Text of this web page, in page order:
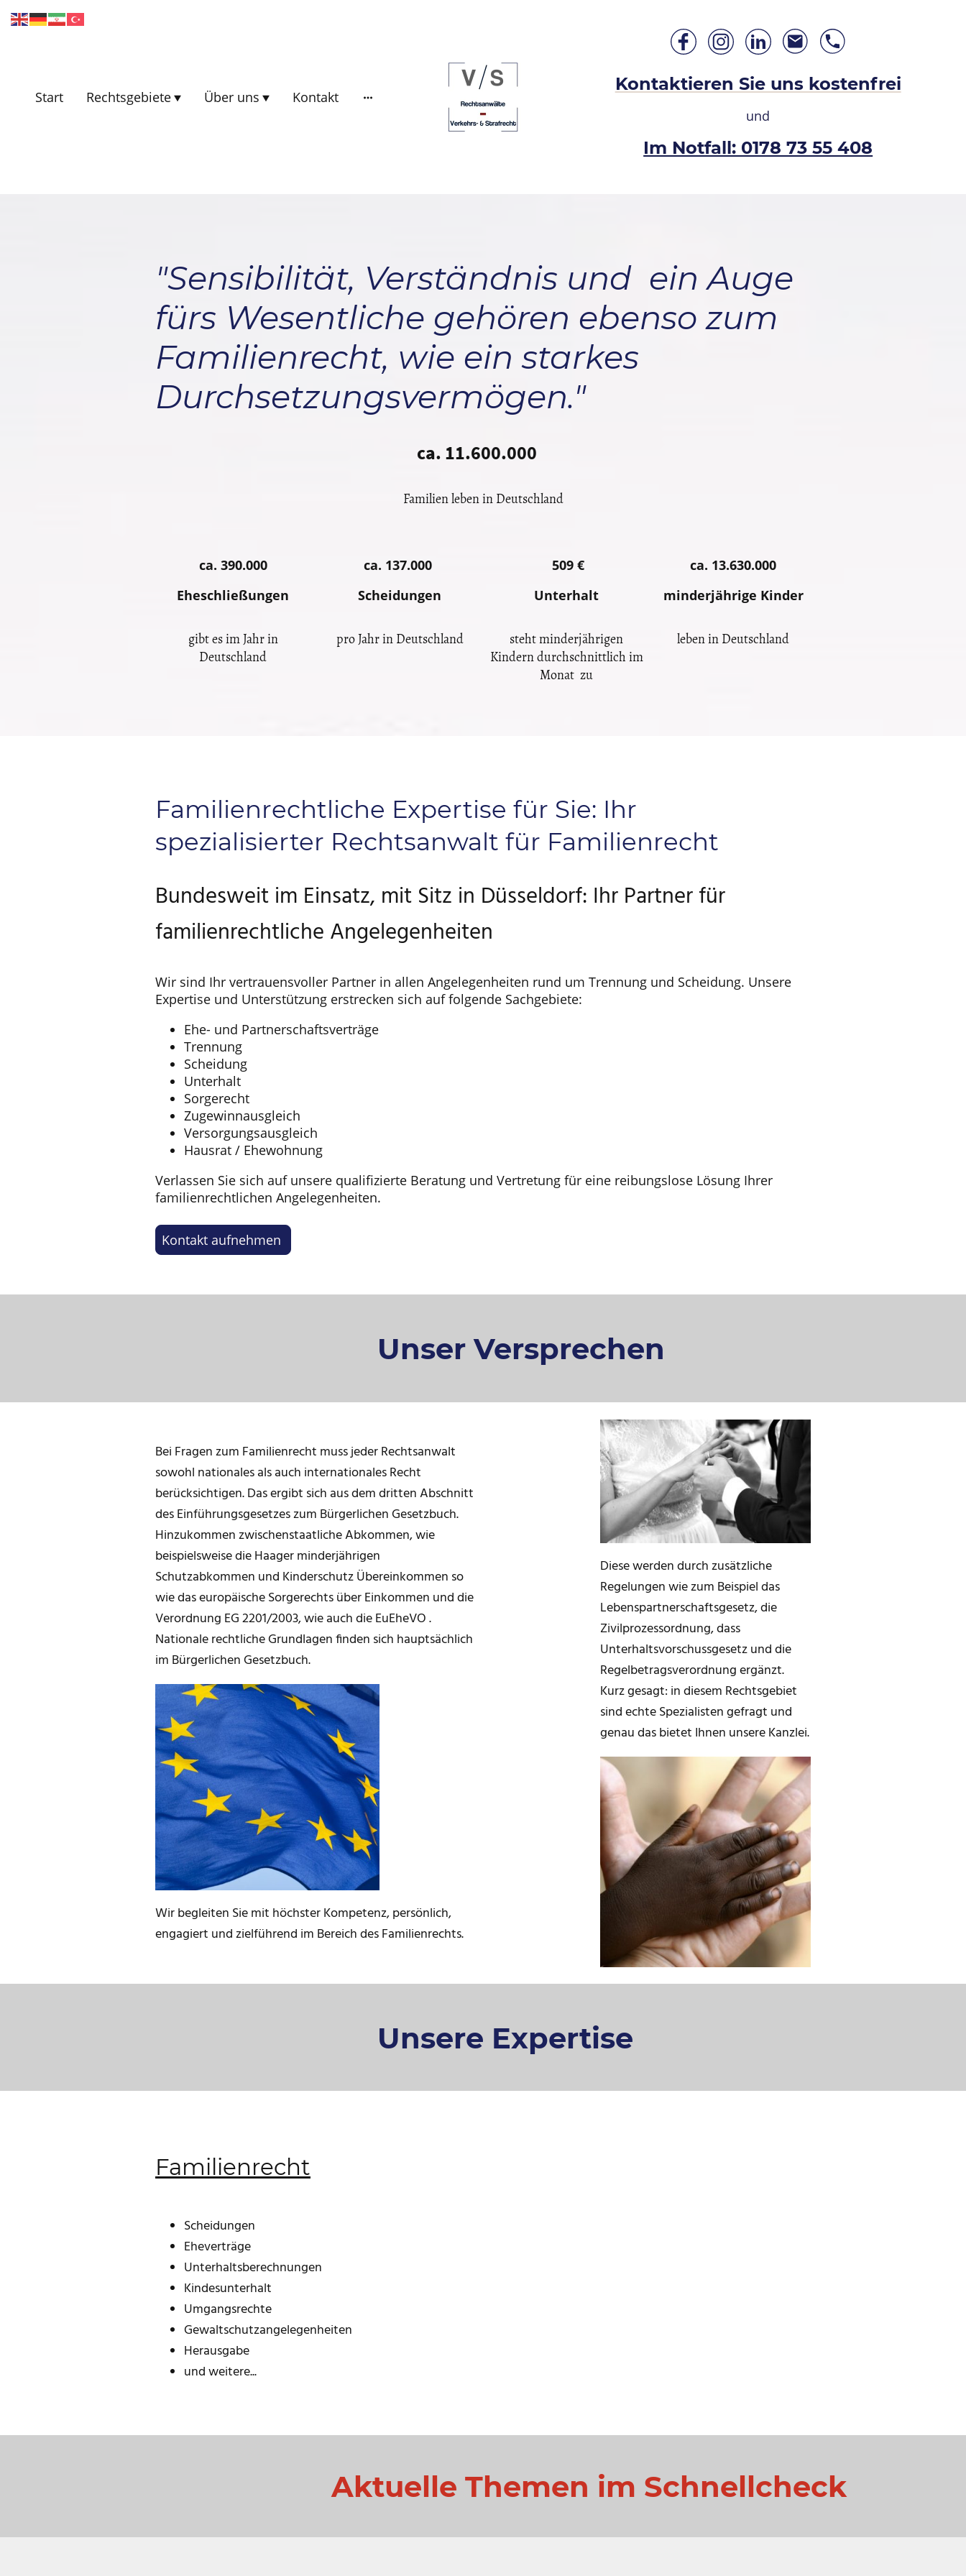
Start Rechtsgebiete Über uns Kontakt
Kontaktieren Sie uns kostenfrei
und
Im Notfall: 0178 73 55 408
"Sensibilität, Verständnis und ein Auge
fürs Wesentliche gehören ebenso zum
Familienrecht, wie ein starkes
Durchsetzungsvermögen."
ca. 11.600.000
Familien leben in Deutschland
ca. 390.000
Eheschließungen
gibt es im Jahr in
Deutschland
ca. 137.000
Scheidungen
pro Jahr in Deutschland
509 €
Unterhalt
steht minderjährigen
Kindern durchschnittlich im
Monat zu
ca. 13.630.000
minderjährige Kinder
leben in Deutschland
Familienrechtliche Expertise für Sie: Ihr
spezialisierter Rechtsanwalt für Familienrecht
Bundesweit im Einsatz, mit Sitz in Düsseldorf: Ihr Partner für
familienrechtliche Angelegenheiten
Wir sind Ihr vertrauensvoller Partner in allen Angelegenheiten rund um Trennung und Scheidung. Unsere
Expertise und Unterstützung erstrecken sich auf folgende Sachgebiete:
Ehe- und Partnerschaftsverträge
Trennung
Scheidung
Unterhalt
Sorgerecht
Zugewinnausgleich
Versorgungsausgleich
Hausrat / Ehewohnung
Verlassen Sie sich auf unsere qualifizierte Beratung und Vertretung für eine reibungslose Lösung Ihrer
familienrechtlichen Angelegenheiten.
Kontakt aufnehmen
Unser Versprechen
Bei Fragen zum Familienrecht muss jeder Rechtsanwalt
sowohl nationales als auch internationales Recht
berücksichtigen. Das ergibt sich aus dem dritten Abschnitt
des Einführungsgesetzes zum Bürgerlichen Gesetzbuch.
Hinzukommen zwischenstaatliche Abkommen, wie
beispielsweise die Haager minderjährigen
Schutzabkommen und Kinderschutz Übereinkommen so
wie das europäische Sorgerechts über Einkommen und die
Verordnung EG 2201/2003, wie auch die EuEheVO .
Nationale rechtliche Grundlagen finden sich hauptsächlich
im Bürgerlichen Gesetzbuch.
Wir begleiten Sie mit höchster Kompetenz, persönlich,
engagiert und zielführend im Bereich des Familienrechts.
Diese werden durch zusätzliche
Regelungen wie zum Beispiel das
Lebenspartnerschaftsgesetz, die
Zivilprozessordnung, dass
Unterhaltsvorschussgesetz und die
Regelbetragsverordnung ergänzt.
Kurz gesagt: in diesem Rechtsgebiet
sind echte Spezialisten gefragt und
genau das bietet Ihnen unsere Kanzlei.
Unsere Expertise
Familienrecht
Scheidungen
Eheverträge
Unterhaltsberechnungen
Kindesunterhalt
Umgangsrechte
Gewaltschutzangelegenheiten
Herausgabe
und weitere...
Aktuelle Themen im Schnellcheck